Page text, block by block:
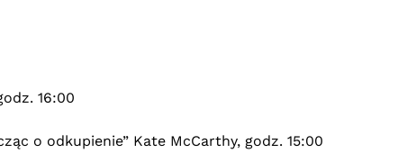
16:00
o odkupienie” Kate McCarthy, godz. 15:00